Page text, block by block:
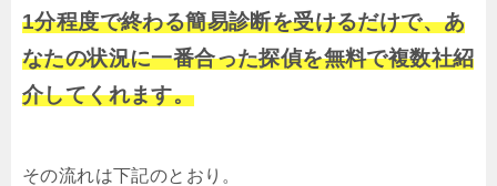
1分程度で終わる簡易診断を受けるだけで、あ
なたの状況に一番合った探偵を無料で複数社紹
介してくれます。
その流れは下記のとおり。